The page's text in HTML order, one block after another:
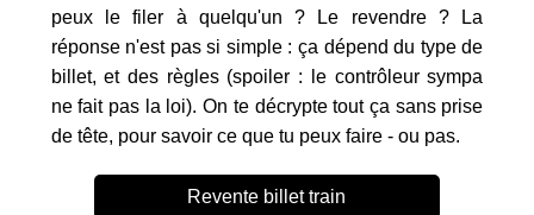
peux le filer à quelqu'un ? Le revendre ? La
réponse n'est pas si simple : ça dépend du type de
billet, et des règles (spoiler : le contrôleur sympa
ne fait pas la loi). On te décrypte tout ça sans prise
de tête, pour savoir ce que tu peux faire - ou pas.
Revente billet train